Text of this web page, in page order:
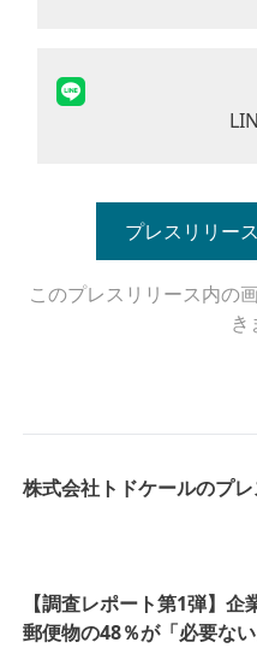
プレスリリー
このプレスリリース内の
き
株式会社トドケールのプ
【調査レポート第1弾】企
郵便物の48％が「必要な